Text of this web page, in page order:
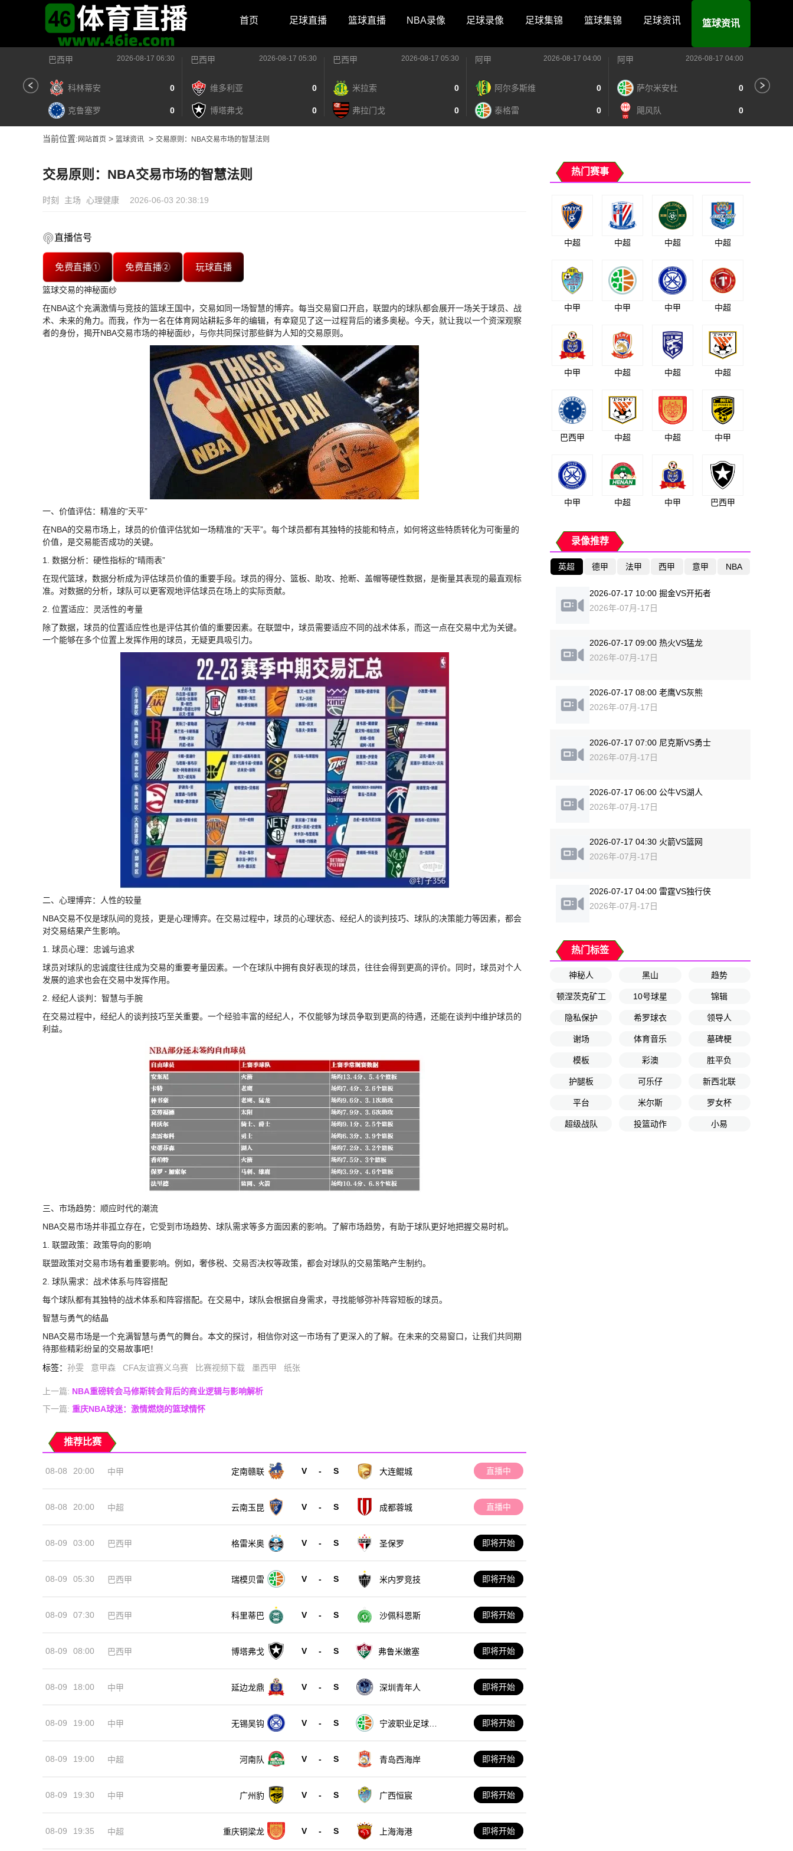
首页 足球直播 篮球直播 NBA录像 足球录像 足球集锦 篮球集锦 足球资讯 篮球资讯
巴西甲 2026-08-17 06:30
科林蒂安 0
克鲁塞罗 0
巴西甲 2026-08-17 05:30
维多利亚 0
博塔弗戈 0
巴西甲 2026-08-17 05:30
米拉索 0
弗拉门戈 0
阿甲 2026-08-17 04:00
阿尔多斯维 0
泰格雷 0
阿甲 2026-08-17 04:00
萨尔米安杜 0
飓风队 0
当前位置: 网站首页 > 篮球资讯 > 交易原则：NBA交易市场的智慧法则
交易原则：NBA交易市场的智慧法则
时刻 主场 心理健康 2026-06-03 20:38:19
直播信号
免费直播① 免费直播② 玩球直播
篮球交易的神秘面纱
在NBA这个充满激情与竞技的篮球王国中，交易如同一场智慧的博弈。每当交易窗口开启，联盟内的球队都会展开一场关于球员、战
术、未来的角力。而我，作为一名在体育网站耕耘多年的编辑，有幸窥见了这一过程背后的诸多奥秘。今天，就让我以一个资深观察
者的身份，揭开NBA交易市场的神秘面纱，与你共同探讨那些鲜为人知的交易原则。
一、价值评估：精准的“天平”
在NBA的交易市场上，球员的价值评估犹如一场精准的“天平”。每个球员都有其独特的技能和特点，如何将这些特质转化为可衡量的
价值，是交易能否成功的关键。
1. 数据分析：硬性指标的“晴雨表”
在现代篮球，数据分析成为评估球员价值的重要手段。球员的得分、篮板、助攻、抢断、盖帽等硬性数据，是衡量其表现的最直观标
准。对数据的分析，球队可以更客观地评估球员在场上的实际贡献。
2. 位置适应：灵活性的考量
除了数据，球员的位置适应性也是评估其价值的重要因素。在联盟中，球员需要适应不同的战术体系，而这一点在交易中尤为关键。
一个能够在多个位置上发挥作用的球员，无疑更具吸引力。
二、心理博弈：人性的较量
NBA交易不仅是球队间的竞技，更是心理博弈。在交易过程中，球员的心理状态、经纪人的谈判技巧、球队的决策能力等因素，都会
对交易结果产生影响。
1. 球员心理：忠诚与追求
球员对球队的忠诚度往往成为交易的重要考量因素。一个在球队中拥有良好表现的球员，往往会得到更高的评价。同时，球员对个人
发展的追求也会在交易中发挥作用。
2. 经纪人谈判：智慧与手腕
在交易过程中，经纪人的谈判技巧至关重要。一个经验丰富的经纪人，不仅能够为球员争取到更高的待遇，还能在谈判中维护球员的
利益。
三、市场趋势：顺应时代的潮流
NBA交易市场并非孤立存在，它受到市场趋势、球队需求等多方面因素的影响。了解市场趋势，有助于球队更好地把握交易时机。
1. 联盟政策：政策导向的影响
联盟政策对交易市场有着重要影响。例如，奢侈税、交易否决权等政策，都会对球队的交易策略产生制约。
2. 球队需求：战术体系与阵容搭配
每个球队都有其独特的战术体系和阵容搭配。在交易中，球队会根据自身需求，寻找能够弥补阵容短板的球员。
智慧与勇气的结晶
NBA交易市场是一个充满智慧与勇气的舞台。本文的探讨，相信你对这一市场有了更深入的了解。在未来的交易窗口，让我们共同期
待那些精彩纷呈的交易故事吧！
标签： 孙雯 意甲森 CFA友谊赛义乌赛 比赛视频下载 墨西甲 纸张
上一篇: NBA重磅转会马修斯转会背后的商业逻辑与影响解析
下一篇: 重庆NBA球迷：激情燃烧的篮球情怀
推荐比赛
08-08 20:00 中甲 定南赣联 V - S 大连鲲城 直播中
08-08 20:00 中超 云南玉昆 V - S 成都蓉城 直播中
08-09 03:00 巴西甲 格雷米奥 V - S 圣保罗 即将开始
08-09 05:30 巴西甲 瑞模贝雷 V - S 米内罗竞技 即将开始
08-09 07:30 巴西甲 科里蒂巴 V - S 沙佩科恩斯 即将开始
08-09 08:00 巴西甲 博塔弗戈 V - S 弗鲁米嫩塞 即将开始
08-09 18:00 中甲 延边龙鼎 V - S 深圳青年人 即将开始
08-09 19:00 中甲 无锡吴钩 V - S
宁波职业足球俱
即将开始
08-09 19:00 中超 河南队 V - S 青岛西海岸 即将开始
08-09 19:30 中甲 广州豹 V - S 广西恒宸 即将开始
08-09 19:35 中超 重庆铜梁龙 V - S 上海海港 即将开始
热门赛事
中超 中超 中超 中超
中甲 中甲 中甲 中超
中甲 中超 中超 中超
巴西甲 中超 中超 中甲
中甲 中超 中甲 巴西甲
录像推荐
英超 德甲 法甲 西甲 意甲 NBA
2026-07-17 10:00 掘金VS开拓者
2026年-07月-17日
2026-07-17 09:00 热火VS猛龙
2026年-07月-17日
2026-07-17 08:00 老鹰VS灰熊
2026年-07月-17日
2026-07-17 07:00 尼克斯VS勇士
2026年-07月-17日
2026-07-17 06:00 公牛VS湖人
2026年-07月-17日
2026-07-17 04:30 火箭VS篮网
2026年-07月-17日
2026-07-17 04:00 雷霆VS独行侠
2026年-07月-17日
热门标签
神秘人 黑山 趋势
顿涅茨克矿工 10号球星 锦辑
隐私保护 希罗球衣 领导人
谢场 体育音乐 墓碑梗
模板 彩澳 胜平负
护腿板 可乐仔 新西北联
平台 米尔斯 罗女杯
超级战队 投篮动作 小易